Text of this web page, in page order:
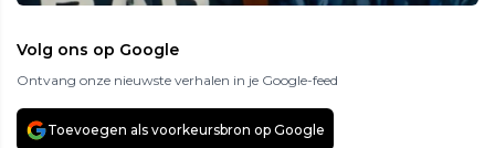
Volg ons op Google
Ontvang onze nieuwste verhalen in je Google-feed
Toevoegen als voorkeursbron op Google